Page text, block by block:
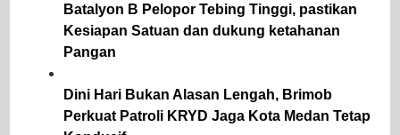
Batalyon B Pelopor Tebing Tinggi, pastikan
Kesiapan Satuan dan dukung ketahanan
Pangan
Dini Hari Bukan Alasan Lengah, Brimob
Perkuat Patroli KRYD Jaga Kota Medan Tetap